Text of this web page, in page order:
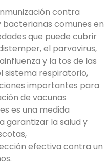
contra
bacterianas comunes en
que puede cubrir
el parvovirus,
y la tos de las
sistema respiratorio,
importantes para
de vacunas
es una medida
garantizar la salud y
efectiva contra un